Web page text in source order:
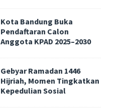
Kota Bandung Buka
Pendaftaran Calon
Anggota KPAD 2025–2030
Gebyar Ramadan 1446
Hijriah, Momen Tingkatkan
Kepedulian Sosial